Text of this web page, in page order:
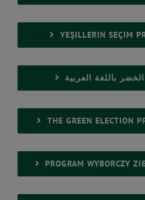
YEŞILLERIN SEÇIM
باللغة العربية
THE GREEN ELECTION
PROGRAM WYBORCZY